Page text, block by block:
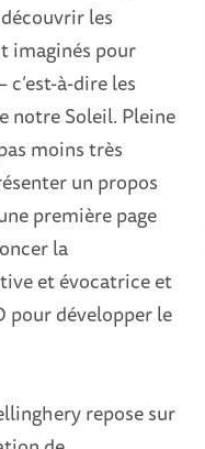
les
imaginés pour
à-dire les
notre Soleil. Pleine
moins très
un propos
première page
la
et évocatrice et
pour développer le
repose sur